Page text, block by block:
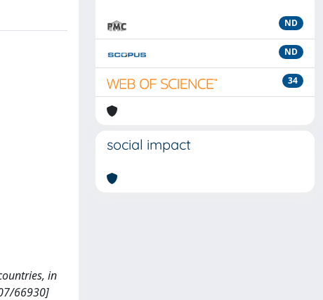
in
66930]
ND
ND
34
social impact